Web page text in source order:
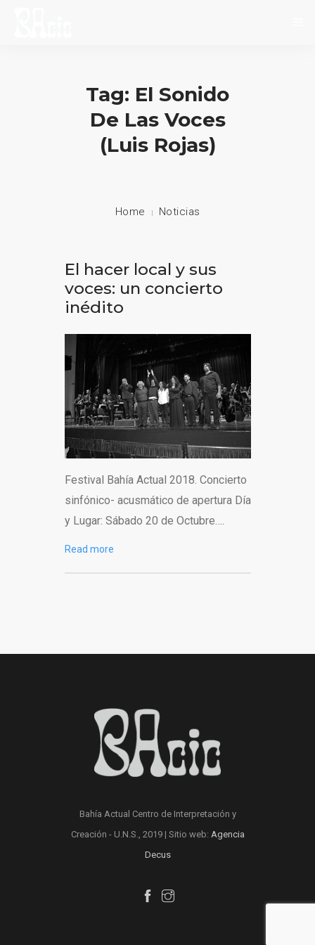
SOBRE NOSOTROSTag: El Sonido
De Las Voces
(Luis Rojas)
Home Noticias
El hacer local y sus
voces: un concierto
inédito
Festival Bahía Actual 2018. Concierto
sinfónico- acusmático de apertura Día
y Lugar: Sábado 20 de Octubre….
Read more
Bahía Actual Centro de Interpretación y
Creación - U.N.S., 2019 | Sitio web: Agencia
Decus